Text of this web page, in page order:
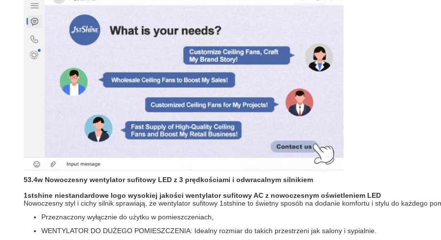
53.4w Nowoczesny wentylator sufitowy LED z 3 prędkościami i odwracalnym silnikiem
1stshine niestandardowe logo wysokiej jakości wentylator sufitowy AC z nowoczesnym oświetleniem LED
Nowoczesny styl i cichy silnik sprawiają, że wentylator sufitowy 1stshine to świetny sposób na dodanie komfortu i stylu do każdego
Przeznaczony wyłącznie do użytku w pomieszczeniach,
WENTYLATOR DO DUŻEGO POMIESZCZENIA: Idealny rozmiar do takich przestrzeni jak salony i sypialnie.